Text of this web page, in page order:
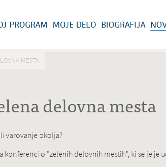
PROGRAM MOJE DELO BIOGRAFIJA
MESTA
delovna mesta
varovanje okolja?
o "zelenih delovnih mestih", ki se je je